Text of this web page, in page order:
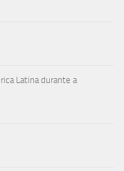
Latina durante a